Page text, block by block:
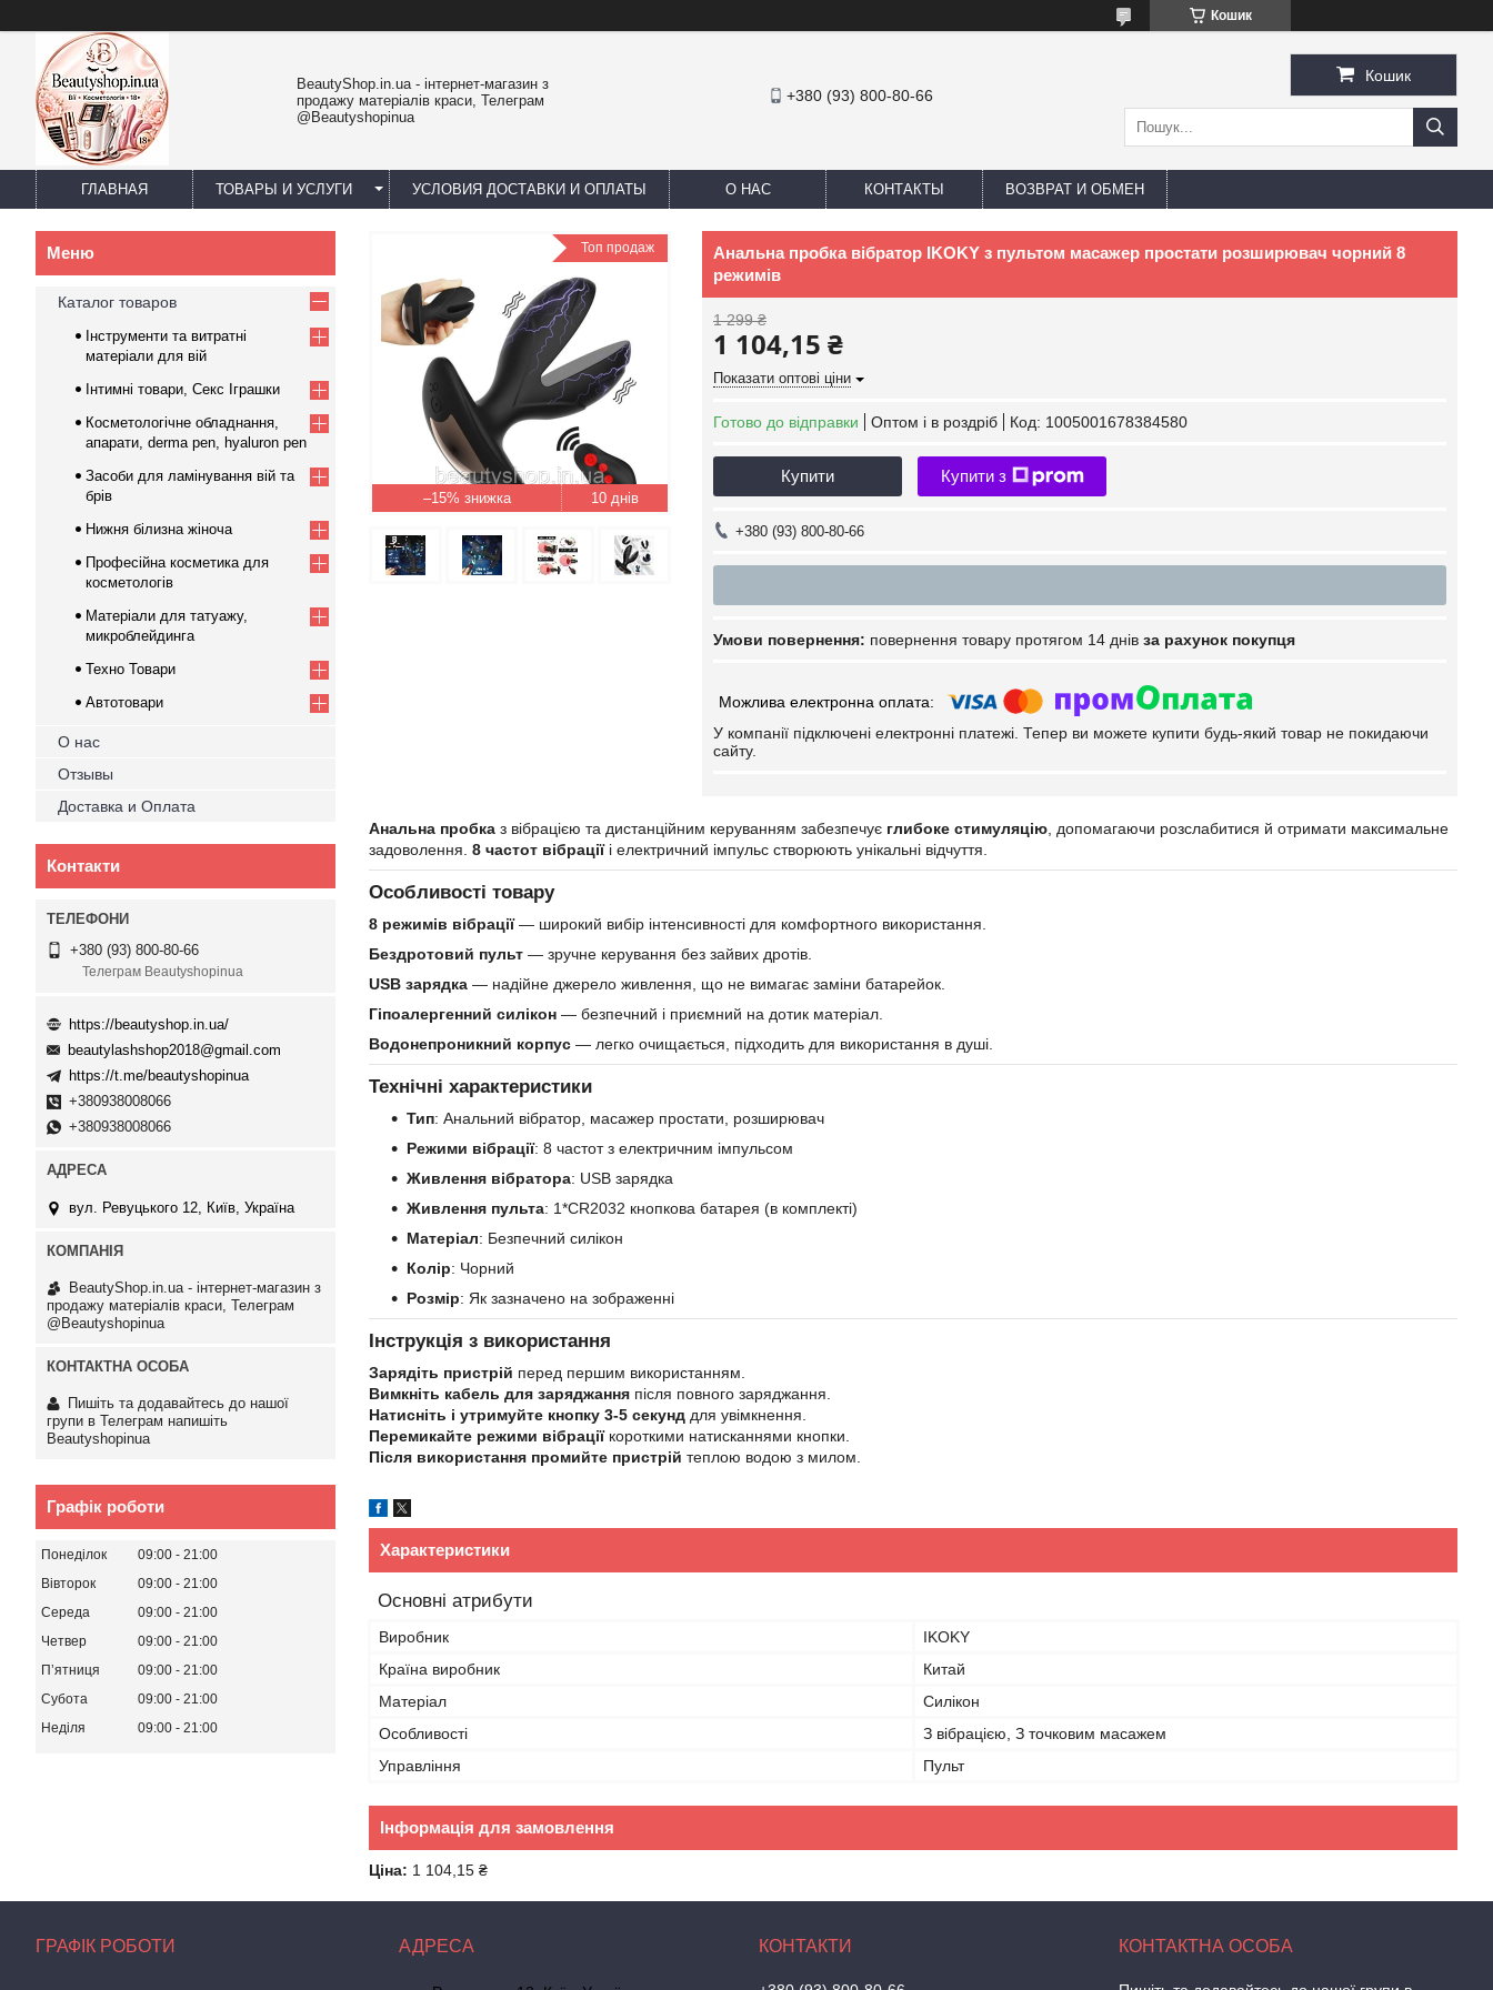
Кошик
BeautyShop.in.ua - інтернет-магазин з
продажу матеріалів краси, Телеграм
@Beautyshopinua
+380 (93) 800-80-66
Кошик
ГЛАВНАЯ ТОВАРЫ И УСЛУГИ УСЛОВИЯ ДОСТАВКИ И ОПЛАТЫ О НАС КОНТАКТЫ ВОЗВРАТ И ОБМЕН
–15% 10 днів
Топ продаж
Анальна пробка вібратор IKOKY з пультом масажер простати розширювач чорний 8
режимів
1 299 ₴
1 104,15 ₴
Показати оптові ціни
Готово до відправки Оптом і в роздріб Код: 1005001678384580
Купити Купити з
+380 (93) 800-80-66
повернення товару протягом 14 днів за рахунок покупця
У компанії підключені електронні платежі. Тепер ви можете купити будь-який товар не покидаючи
сайту.
Анальна пробка з вібрацією та дистанційним керуванням забезпечує глибоке стимуляцію , допомагаючи розслабитися й отримати максимальне
задоволення. 8 частот вібраціїі електричний імпульс створюють унікальні відчуття.
Особливості товару
8 режимів вібрації— широкий вибір інтенсивності для комфортного використання.
Бездротовий пульт — зручне керування без зайвих дротів.
USB зарядка — надійне джерело живлення, що не вимагає заміни батарейок.
Гіпоалергенний силікон — безпечний і приємний на дотик матеріал.
Водонепроникний корпус — легко очищається, підходить для використання в душі.
Технічні характеристики
Тип: Анальний вібратор, масажер простати, розширювач
Режими вібрації: 8 частот з електричним імпульсом
Живлення вібратора: USB зарядка
Живлення пульта: 1*CR2032 кнопкова батарея (в комплекті)
Матеріал: Безпечний силікон
Колір: Чорний
Розмір: Як зазначено на зображенні
Інструкція з використання
Зарядіть пристрій перед першим використанням.
Вимкніть кабель для заряджання після повного заряджання.
Натисніть і утримуйте кнопку 3-5 секунд для увімкнення.
Перемикайте режими вібраціїкороткими натисканнями кнопки.
Після використання промийте пристрій теплою водою з милом.
Характеристики
Основні атрибути
Виробник
IKOKY
Країна виробник
Китай
Матеріал
Силікон
Особливості
З вібрацією, З точковим масажем
Управління
Пульт
Інформація для замовлення
Ціна: 1 104,15 ₴
Каталог товаров
Інструменти та витратні
матеріали для вій
Інтимні товари, Секс Іграшки
Косметологічне обладнання,
апарати, derma pen, hyaluron pen
Засоби для ламінування вій та
брів
Нижня білизна жіноча
Професійна косметика для
косметологів
Матеріали для татуажу,
микроблейдинга
Техно Товари
Автотовари
О нас
Отзывы
Доставка и Оплата
Контакти
+380 (93) 800-80-66
Телеграм Beautyshopinua
https://beautyshop.in.ua/
beautylashshop2018@gmail.com
https://t.me/beautyshopinua
+380938008066
+380938008066
вул. Ревуцького 12, Київ, Україна
BeautyShop.in.ua - інтернет-магазин з
продажу матеріалів краси, Телеграм
@Beautyshopinua
Пишіть та додавайтесь до нашої
групи в Телеграм напишіть
Beautyshopinua
Графік роботи
Понеділок 09:00
21:00
Вівторок
09:00
21:00
Середа
09:00
21:00
Четвер
09:00
21:00
Пʼятниця
09:00
21:00
Субота
09:00
21:00
Неділя
09:00 21:00
ГРАФІК РОБОТИ